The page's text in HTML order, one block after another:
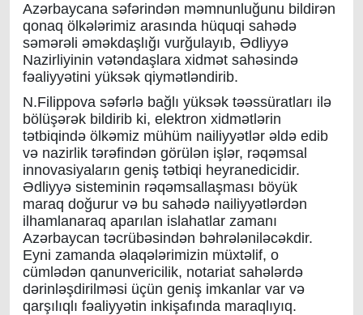
Azərbaycana səfərindən məmnunluğunu bildirən
qonaq ölkələrimiz arasında hüquqi sahədə
səmərəli əməkdaşlığı vurğulayıb, Ədliyyə
Nazirliyinin vətəndaşlara xidmət sahəsində
fəaliyyətini yüksək qiymətləndirib.
N.Filippova səfərlə bağlı yüksək təəssüratları ilə
bölüşərək bildirib ki, elektron xidmətlərin
tətbiqində ölkəmiz mühüm nailiyyətlər əldə edib
və nazirlik tərəfindən görülən işlər, rəqəmsal
innovasiyaların geniş tətbiqi heyranedicidir.
Ədliyyə sisteminin rəqəmsallaşması böyük
maraq doğurur və bu sahədə nailiyyətlərdən
ilhamlanaraq aparılan islahatlar zamanı
Azərbaycan təcrübəsindən bəhrələniləcəkdir.
Eyni zamanda əlaqələrimizin müxtəlif, o
cümlədən qanunvericilik, notariat sahələrdə
dərinləşdirilməsi üçün geniş imkanlar var və
qarşılıqlı fəaliyyətin inkişafında maraqlıyıq.